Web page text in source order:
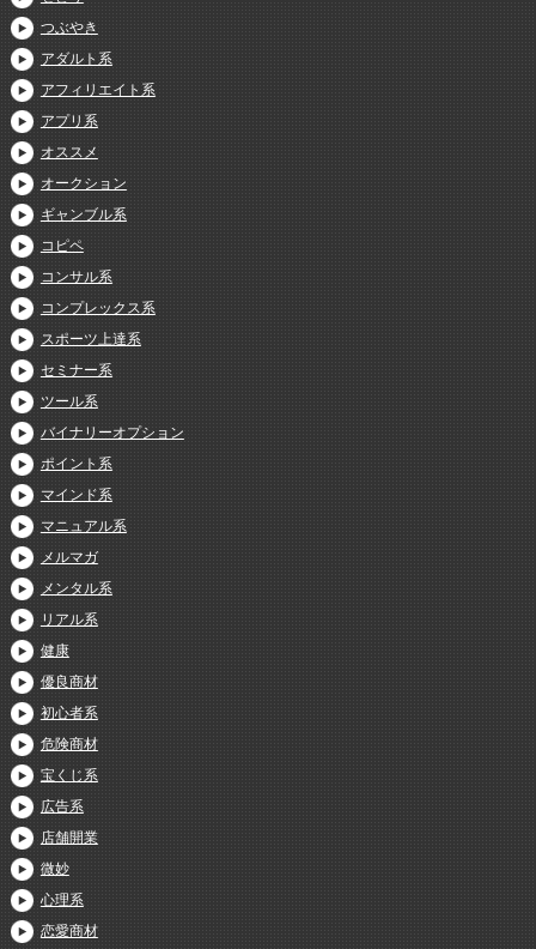
つぶやき
アダルト系
アフィリエイト系
アプリ系
オススメ
オークション
ギャンブル系
コピペ
コンサル系
コンプレックス系
スポーツ上達系
セミナー系
ツール系
バイナリーオプション
ポイント系
マインド系
マニュアル系
メルマガ
メンタル系
リアル系
健康
優良商材
初心者系
危険商材
宝くじ系
広告系
店舗開業
微妙
心理系
恋愛商材